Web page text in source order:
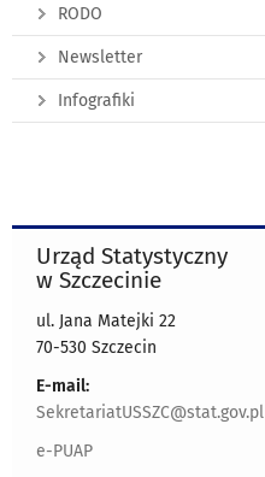
RODO
Newsletter
Infografiki
Urząd Statystyczny
w Szczecinie
ul. Jana Matejki 22
70-530 Szczecin
E-mail:
SekretariatUSSZC@stat.gov.pl
e-PUAP